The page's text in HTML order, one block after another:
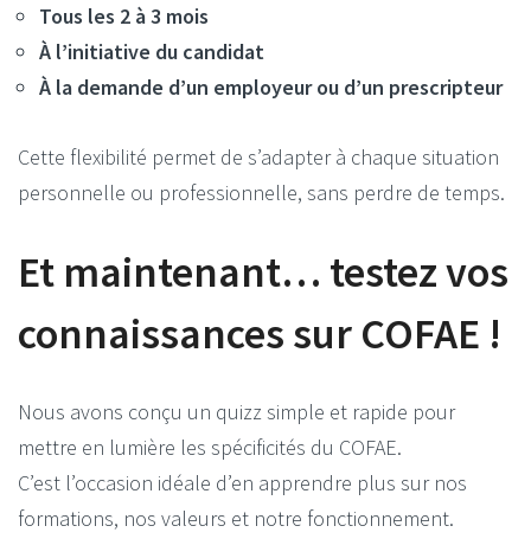
Tous les 2 à 3 mois
À l’initiative du candidat
À la demande d’un employeur ou d’un prescripteur
Cette flexibilité permet de s’adapter à chaque situation
personnelle ou professionnelle, sans perdre de temps.
Et maintenant… testez vos
connaissances sur COFAE !
Nous avons conçu un quizz simple et rapide pour
mettre en lumière les spécificités du COFAE.
C’est l’occasion idéale d’en apprendre plus sur nos
formations, nos valeurs et notre fonctionnement.